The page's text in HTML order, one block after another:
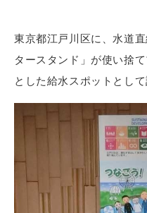
東京都江戸川区に、水道
タースタンド」が使い捨
とした給水スポットとして